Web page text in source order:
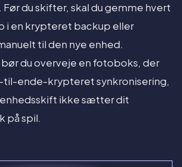
du skifter, skal du gemme hvert
i en krypteret backup eller
til den nye enhed.
du overveje en fotoboks, der
ende-krypteret synkronisering,
ikke sætter dit
på spil.